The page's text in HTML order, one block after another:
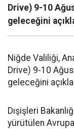
Drive) 9-10
geleceğini
Niğde Valiliği,
Drive) 9-10
geleceğini
Dışişleri
yürütülen